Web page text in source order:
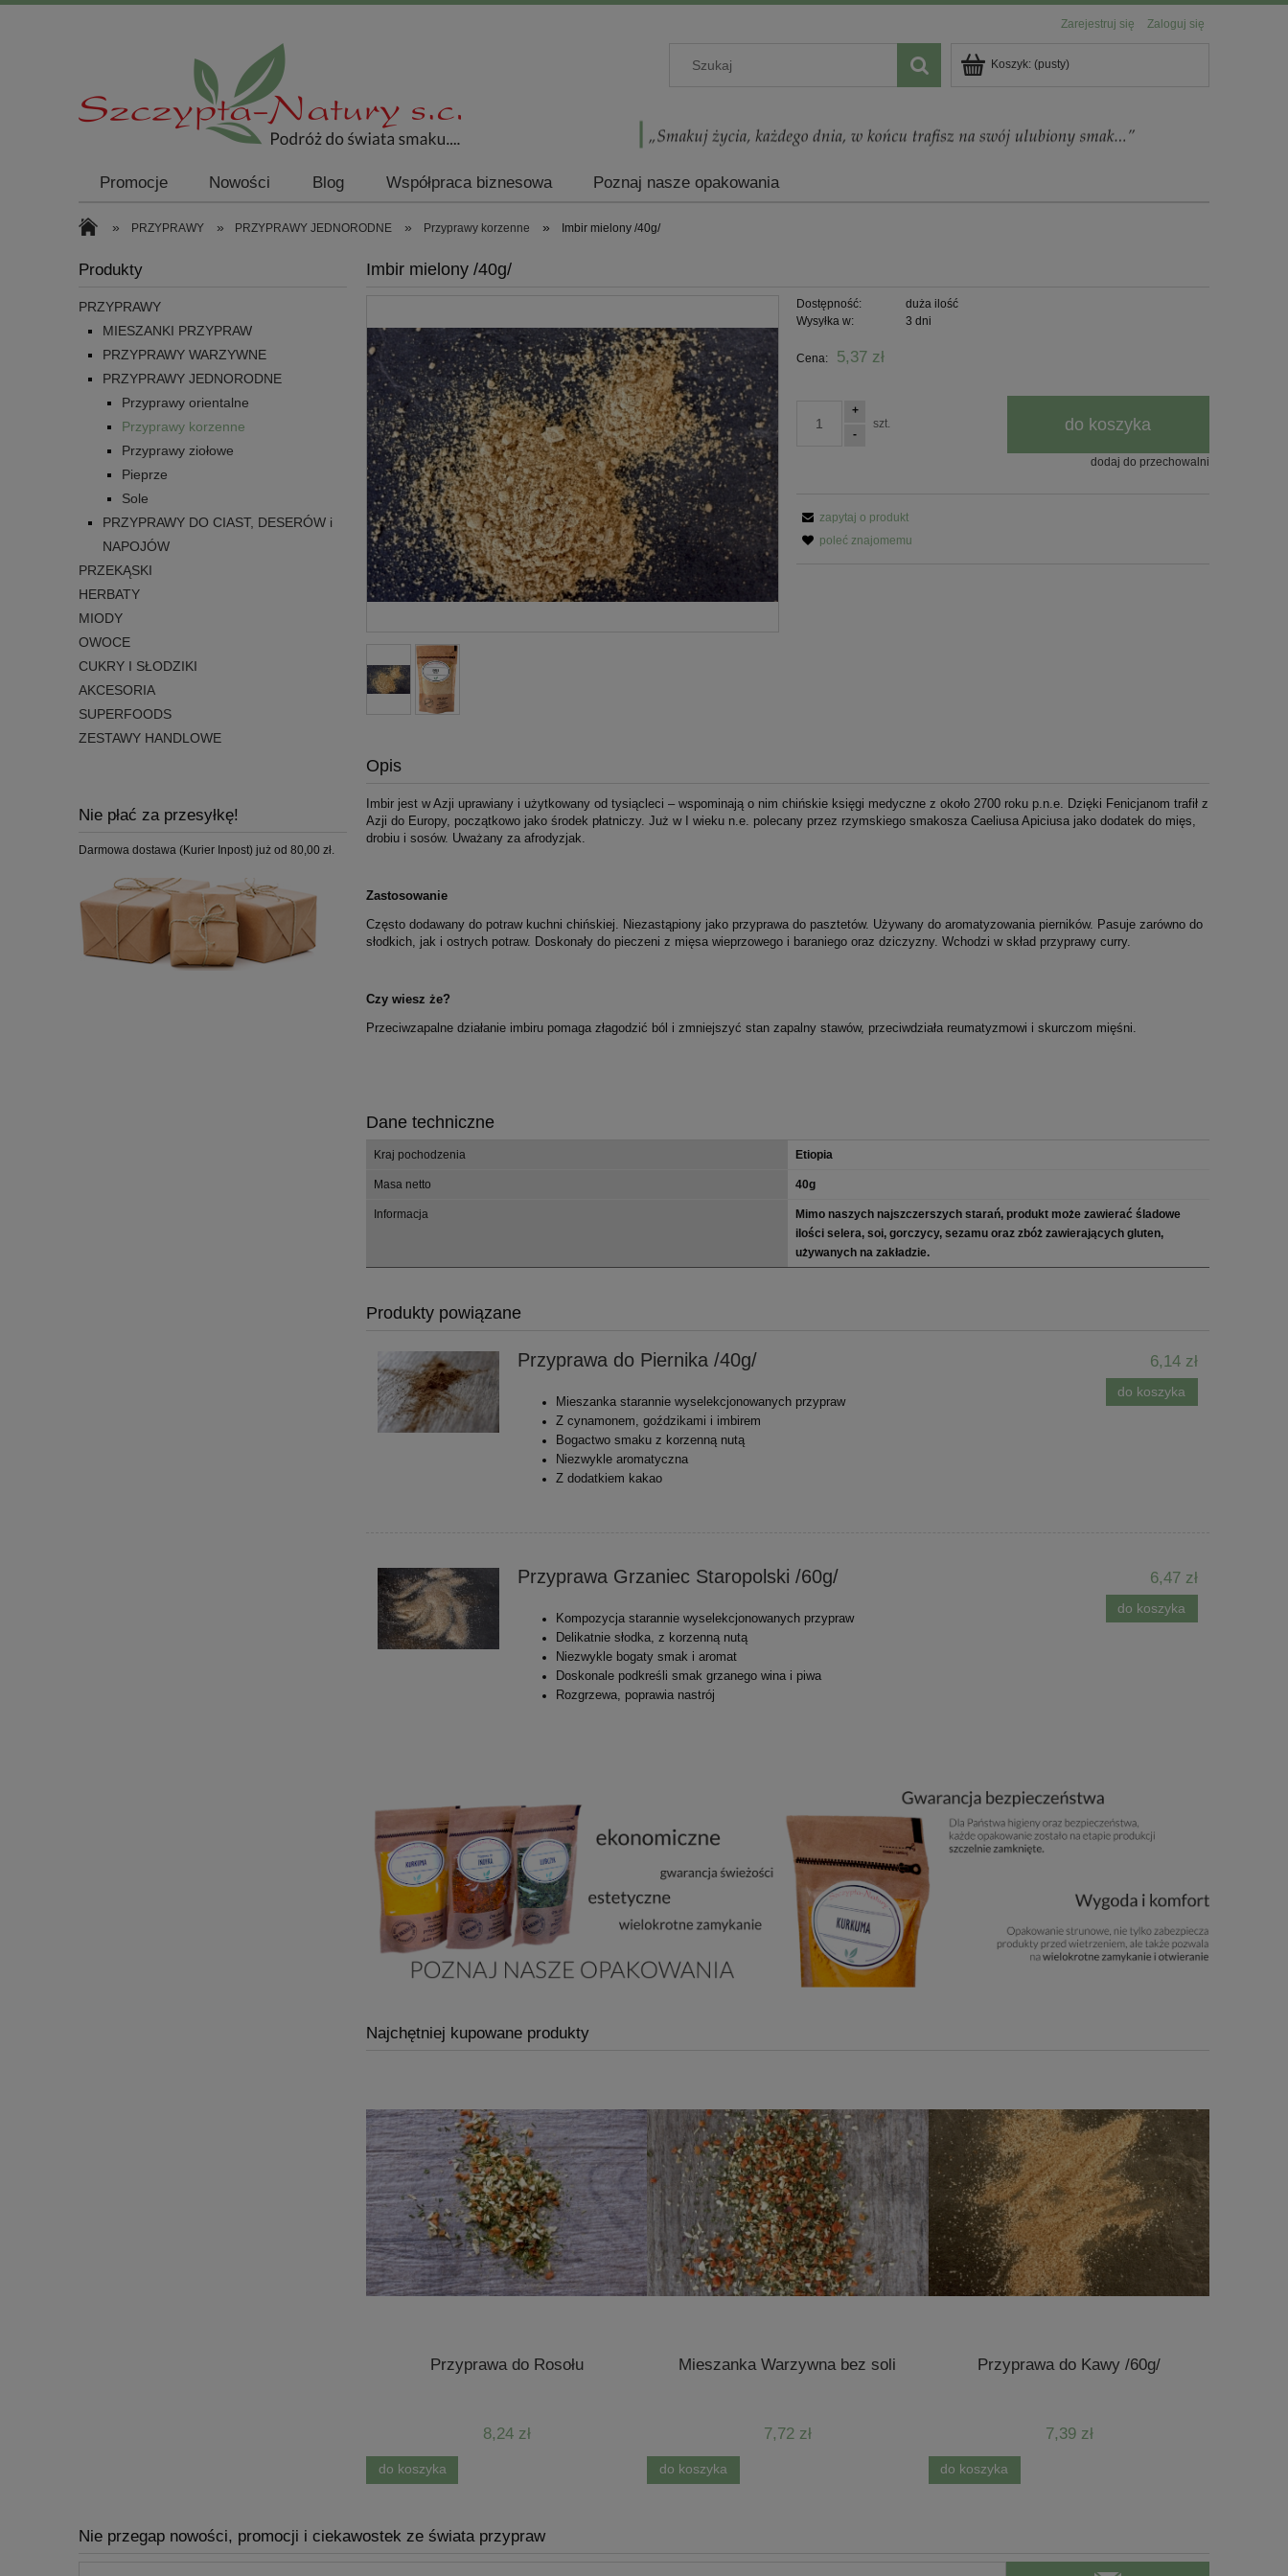
Zarejestruj się Zaloguj się
Koszyk: (pusty)
Promocje Nowości Blog Współpraca biznesowa Poznaj nasze opakowania
» PRZYPRAWY » PRZYPRAWY JEDNORODNE » Przyprawy korzenne » Imbir mielony /40g/
Produkty
PRZYPRAWY
MIESZANKI PRZYPRAW
PRZYPRAWY WARZYWNE
PRZYPRAWY JEDNORODNE
Przyprawy orientalne
Przyprawy korzenne
Przyprawy ziołowe
Pieprze
Sole
PRZYPRAWY DO CIAST, DESERÓW i
NAPOJÓW
PRZEKĄSKI
HERBATY
MIODY
OWOCE
CUKRY I SŁODZIKI
AKCESORIA
SUPERFOODS
ZESTAWY HANDLOWE
Nie płać za przesyłkę!
Darmowa dostawa (Kurier Inpost) już od 80,00 zł.
Imbir mielony /40g/
Dostępność:
duża ilość
Wysyłka w:
3 dni
Cena: 5,37 zł
+
-
szt. do koszyka
dodaj do przechowalni
zapytaj o produkt
poleć znajomemu
Opis
Imbir jest w Azji uprawiany i użytkowany od tysiącleci – wspominają o nim chińskie księgi medyczne z około 2700 roku p.n.e. Dzięki Fenicjanom trafił z
Azji do Europy, początkowo jako środek płatniczy. Już w I wieku n.e. polecany przez rzymskiego smakosza Caeliusa Apiciusa jako dodatek do mięs,
drobiu i sosów. Uważany za afrodyzjak.
Zastosowanie
Często dodawany do potraw kuchni chińskiej. Niezastąpiony jako przyprawa do pasztetów. Używany do aromatyzowania pierników. Pasuje zarówno do
słodkich, jak i ostrych potraw. Doskonały do pieczeni z mięsa wieprzowego i baraniego oraz dziczyzny. Wchodzi w skład przyprawy curry.
Czy wiesz że?
Przeciwzapalne działanie imbiru pomaga złagodzić ból i zmniejszyć stan zapalny stawów, przeciwdziała reumatyzmowi i skurczom mięśni.
Dane techniczne
Kraj pochodzenia Etiopia
Masa netto 40g
Informacja
Mimo naszych najszczerszych starań, produkt może zawierać śladowe
ilości selera, soi, gorczycy, sezamu oraz zbóż zawierających gluten,
używanych na zakładzie.
Produkty powiązane
Przyprawa do Piernika /40g/
Mieszanka starannie wyselekcjonowanych przypraw
Z cynamonem, goździkami i imbirem
Bogactwo smaku z korzenną nutą
Niezwykle aromatyczna
Z dodatkiem kakao
6,14 zł
do koszyka
Przyprawa Grzaniec Staropolski /60g/
Kompozycja starannie wyselekcjonowanych przypraw
Delikatnie słodka, z korzenną nutą
Niezwykle bogaty smak i aromat
Doskonale podkreśli smak grzanego wina i piwa
Rozgrzewa, poprawia nastrój
6,47 zł
do koszyka
Najchętniej kupowane produkty
Przyprawa do Rosołu
8,24 zł
do koszyka
Mieszanka Warzywna bez soli
7,72 zł
do koszyka
Przyprawa do Kawy /60g/
7,39 zł
do koszyka
Nie przegap nowości, promocji i ciekawostek ze świata przypraw